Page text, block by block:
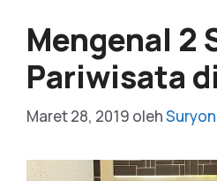
Mengenal 2
Pariwisata
Maret 28, 2019 oleh